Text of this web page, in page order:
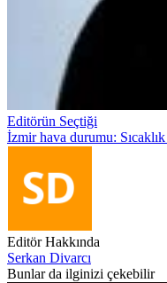
Editörün Seçtiği
İzmir hava durumu:
Editör Hakkında
Serkan Divarcı
Bunlar da ilginizi çekebilir